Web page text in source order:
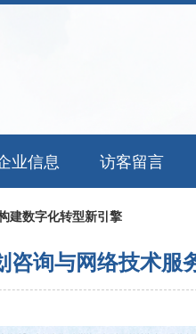
业信息 访客留言
建数字化转型新引擎
咨询与网络技术服